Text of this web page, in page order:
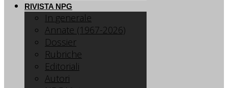
RIVISTA NPG
In generale
Annate (1967-2026)
Dossier
Rubriche
Editoriali
Autori